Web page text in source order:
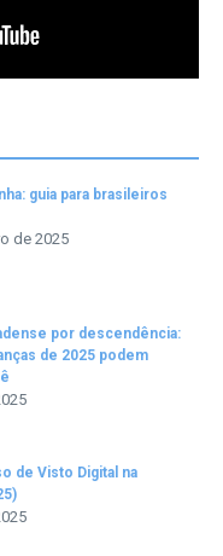
guia para brasileiros
de 2025
por descendência:
de 2025 podem
de Visto Digital na